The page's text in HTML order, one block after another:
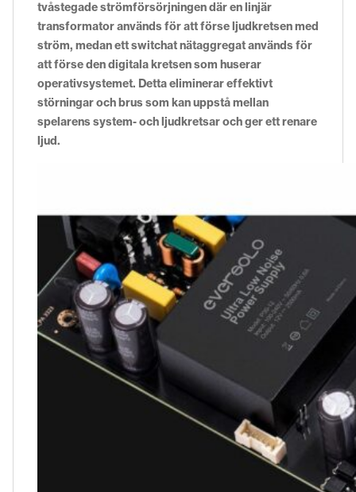
tvåstegade strömförsörjningen där en linjär
transformator används för att förse ljudkretsen med
ström, medan ett switchat nätaggregat används för
att förse den digitala kretsen som huserar
operativsystemet. Detta eliminerar effektivt
störningar och brus som kan uppstå mellan
spelarens system- och ljudkretsar och ger ett renare
ljud.